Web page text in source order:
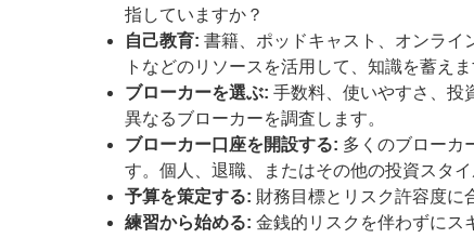
指していますか？
自己教育: 書籍、ポッドキャスト、オンライ
トなどのリソースを活用して、知識を蓄えま
ブローカーを選ぶ: 手数料、使いやすさ、投
異なるブローカーを調査します。
ブローカー口座を開設する: 多くのブローカ
す。個人、退職、またはその他の投資スタ
予算を策定する: 財務目標とリスク許容度に
練習から始める: 金銭的リスクを伴わずにス